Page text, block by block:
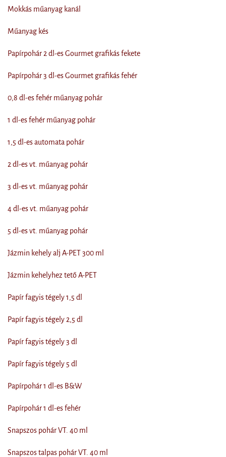
Mokkás műanyag kanál
Műanyag kés
Papírpohár 2 dl-es Gourmet grafikás fekete
Papírpohár 3 dl-es Gourmet grafikás fehér
0,8 dl-es fehér műanyag pohár
1 dl-es fehér műanyag pohár
1,5 dl-es automata pohár
2 dl-es vt. műanyag pohár
3 dl-es vt. műanyag pohár
4 dl-es vt. műanyag pohár
5 dl-es vt. műanyag pohár
Jázmin kehely alj A-PET 300 ml
Jázmin kehelyhez tető A-PET
Papír fagyis tégely 1,5 dl
Papír fagyis tégely 2,5 dl
Papír fagyis tégely 3 dl
Papír fagyis tégely 5 dl
Papírpohár 1 dl-es B&W
Papírpohár 1 dl-es fehér
Snapszos pohár VT. 40 ml
Snapszos talpas pohár VT. 40 ml